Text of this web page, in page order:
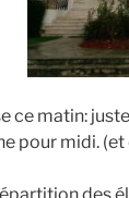
ce matin:
pour midi.